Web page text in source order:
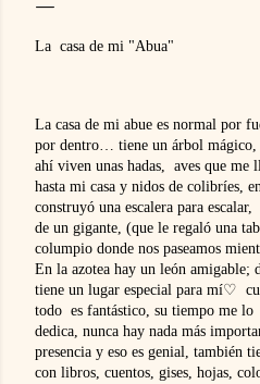
La  casa de mi "Abua"
La casa de mi abue es normal por
por dentro… tiene un árbol mágico,
ahí viven unas hadas,  aves que me
hasta mi casa y nidos de colibríes,
construyó una escalera para escalar,
de un gigante, (que le regaló una
columpio donde nos paseamos
En la azotea hay un león amigable;
tiene un lugar especial para mí♡
todo  es fantástico, su tiempo me lo
dedica, nunca hay nada más
presencia y eso es genial, también
con libros, cuentos, gises, hojas,